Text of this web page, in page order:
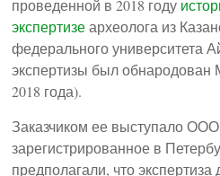
проведенной в 2018 году
экспертизеархеолога из
федерального университета
экспертизы был обнародован
2018 года).
Заказчиком ее выступало
зарегистрированное в
предполагали, что экспертиза